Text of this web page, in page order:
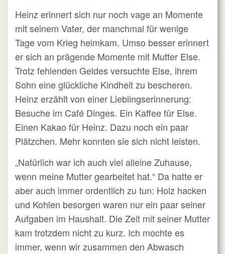
Heinz erinnert sich nur noch vage an Momente
mit seinem Vater, der manchmal für wenige
Tage vom Krieg heimkam. Umso besser erinnert
er sich an prägende Momente mit Mutter Else.
Trotz fehlenden Geldes versuchte Else, ihrem
Sohn eine glückliche Kindheit zu bescheren.
Heinz erzählt von einer Lieblingserinnerung:
Besuche im Café Dinges. Ein Kaffee für Else.
Einen Kakao für Heinz. Dazu noch ein paar
Plätzchen. Mehr konnten sie sich nicht leisten.
„Natürlich war ich auch viel alleine Zuhause,
wenn meine Mutter gearbeitet hat.“ Da hatte er
aber auch immer ordentlich zu tun: Holz hacken
und Kohlen besorgen waren nur ein paar seiner
Aufgaben im Haushalt. Die Zeit mit seiner Mutter
kam trotzdem nicht zu kurz. Ich mochte es
immer, wenn wir zusammen den Abwasch